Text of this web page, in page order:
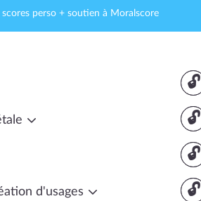
perso + soutien à Moralscore
🔓
🔓
🔓
🔓
d'usages